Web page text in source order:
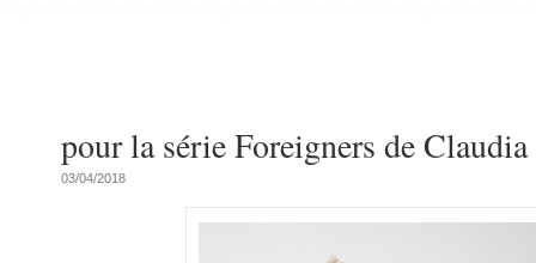
pour la série Foreigners de Claudia
03/04/2018